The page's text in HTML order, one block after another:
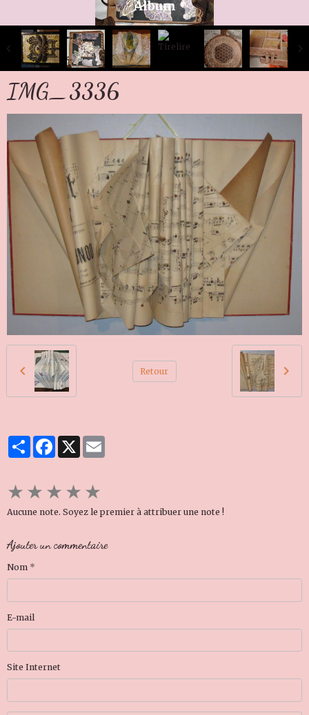
Album
IMG_3336
Retour
PartagerFacebook
X
★★★★★
Aucune note. Soyez le premier à attribuer une note !
Ajouter un commentaire
Nom
E-mail
Site Internet